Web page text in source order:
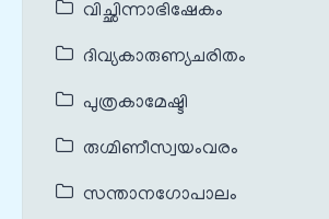
വിച്ഛിന്നാഭിഷേകം
ദിവ്യകാരുണ്യചരിതം
പുത്രകാമേഷ്ടി
രുഗ്മിണീസ്വയംവരം
സന്താനഗോപാലം